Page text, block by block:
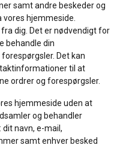
samt andre beskeder og
hjemmeside.
dig. Det er nødvendigt for
behandle din
Det kan
til at
ordrer og forespørgsler.
hjemmeside uden at
og behandler
dit navn, e-mail,
samt enhver besked